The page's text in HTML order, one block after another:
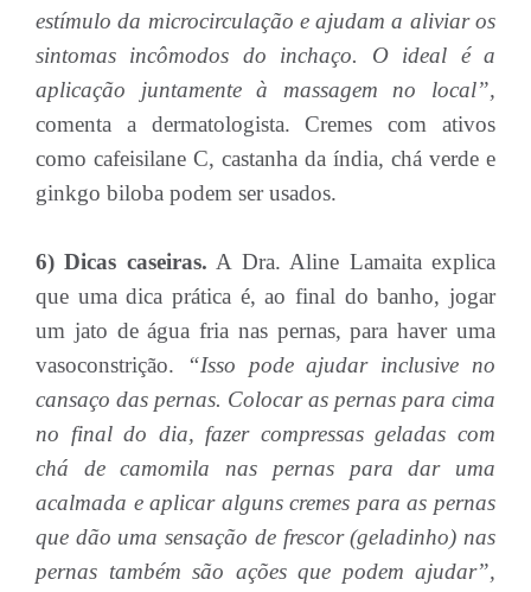
estímulo da microcirculação e ajudam a aliviar os
sintomas incômodos do inchaço. O ideal é a
aplicação juntamente à massagem no local”,
comenta a dermatologista. Cremes com ativos
como cafeisilane C, castanha da índia, chá verde e
ginkgo biloba podem ser usados.
6) Dicas caseiras. A Dra. Aline Lamaita explica
que uma dica prática é, ao final do banho, jogar
um jato de água fria nas pernas, para haver uma
vasoconstrição.
“Isso pode ajudar inclusive no
cansaço das pernas. Colocar as pernas para cima
no final do dia, fazer compressas geladas com
chá de camomila nas pernas para dar uma
acalmada e aplicar alguns cremes para as pernas
que dão uma sensação de frescor (geladinho) nas
pernas também são ações que podem ajudar”,